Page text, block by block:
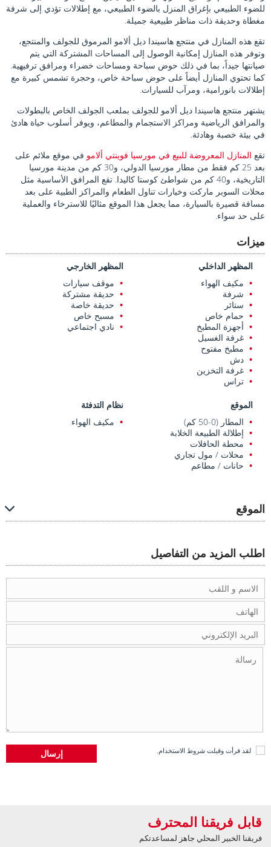
للضوء الطبيعي بإغراق المنزل بالضوء الطبيعي، مع إطلالات تؤدي إلى شرفة
مغطاة وحديقة ذات مناظر طبيعية جميلة.
تقع هذه المنازل في منتجع هاسيندا ديل ألامو المرموق للجولف والمنتجع،
وتوفر هذه المنازل إمكانية الوصول إلى المساحات المشتركة التي يتم
صيانتها جيداً، بما في ذلك حوض سباحة ومساحات خضراء ومرافق ترفيهية.
كما تحتوي المنازل أيضاً على حوض سباحة خاص، وحجرة تشمس كبيرة مع
إطلالات بانورامية، ومرآب للسيارات.
يشتهر منتجع هاسيندا ديل ألامو للجولف بملعب الجولف الخاص بالبطولات
والمرافق الرياضية ومراكز الاستجمام والمطاعم، ويوفر أسلوب حياة هادئ
في بيئة خصبة وهادئة.
تقع المنازل المعروضة للبيع في مورسيا فوينتي ألامو في موقع ملائم على
بعد 25 كم فقط من مطار مورسيا الدولي، و30 كم من مدينة مورسيا
التاريخية، و40 كم من شواطئ كوستا كاليدا. تقع المرافق الأساسية مثل
محلات السوبر ماركت وخيارات تناول الطعام والمراكز الطبية على بعد
مسافة قصيرة بالسيارة، مما يجعل هذا الموقع مثاليًا للاسترخاء والعملية
على حد سواء.
ميزات
المظهر الداخلي
مكيف الهواء
شرفة
ستائر
حمام خاص
أجهزة المطبخ
غرفة الغسيل
مطبخ مفتوح
دش
غرفة التخزين
تراس
المظهر الخارجي
موقف سيارات
حديقة مشتركة
حديقة خاصة
مسبح خاص
نادي اجتماعي
الموقع
المطار (0-50 كم)
إطلالة الطبيعة الخلابة
محطة الحافلات
محلات / مول تجاري
حانات / مطاعم
نظام التدفئة
مكيف الهواء
الموقع
اطلب المزيد من التفاصيل
لقد قرأت وقبلت شروط الاستخدام
قابل فريقنا المحترف
فريقنا الخبير المحلي جاهز لمساعدتكم